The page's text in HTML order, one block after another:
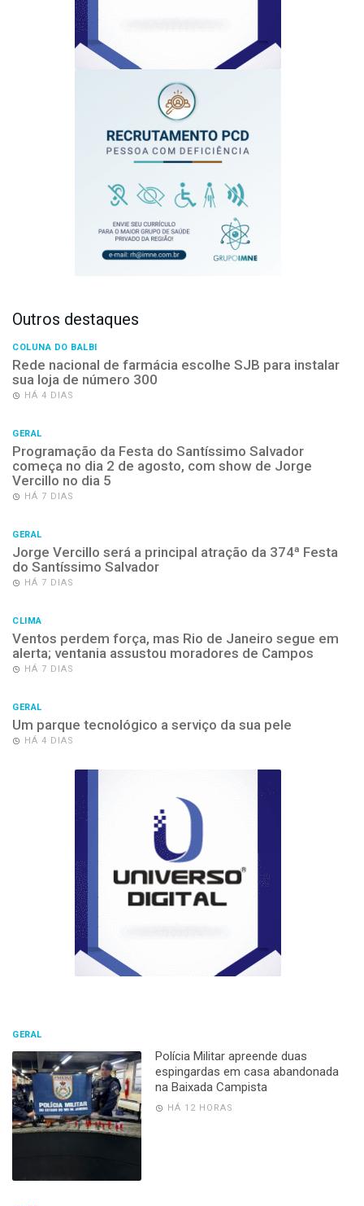
Outros destaques
COLUNA DO BALBI
Rede nacional de farmácia escolhe SJB para instalar
sua loja de número 300
HÁ 4 DIAS
GERAL
Programação da Festa do Santíssimo Salvador
começa no dia 2 de agosto, com show de Jorge
Vercillo no dia 5
HÁ 7 DIAS
GERAL
Jorge Vercillo será a principal atração da 374ª Festa
do Santíssimo Salvador
HÁ 7 DIAS
CLIMA
Ventos perdem força, mas Rio de Janeiro segue em
alerta; ventania assustou moradores de Campos
HÁ 7 DIAS
GERAL
Um parque tecnológico a serviço da sua pele
HÁ 4 DIAS
GERAL
Polícia Militar apreende duas
espingardas em casa abandonada
na Baixada Campista
HÁ 12 HORAS